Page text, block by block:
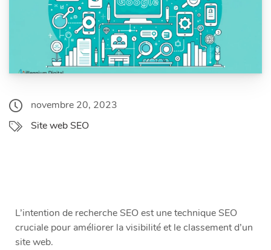
novembre 20, 2023
Site web SEO
L’intention de recherche SEO est une technique SEO
cruciale pour améliorer la visibilité et le classement d’un
site web.